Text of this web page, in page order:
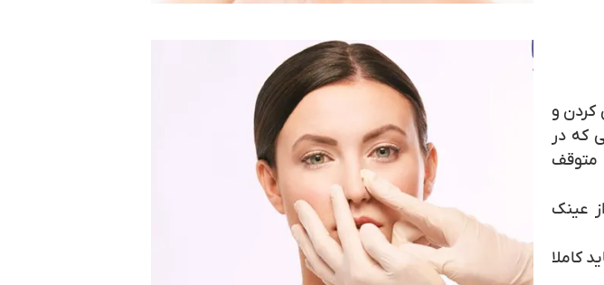
کردن و
که در
متوقف
عینک
کاملا